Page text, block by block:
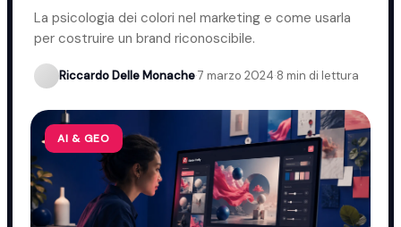
La psicologia dei colori nel marketing e come usarla
per costruire un brand riconoscibile.
Riccardo Delle Monache·7 marzo 2024·8 min di lettura
AI & GEO